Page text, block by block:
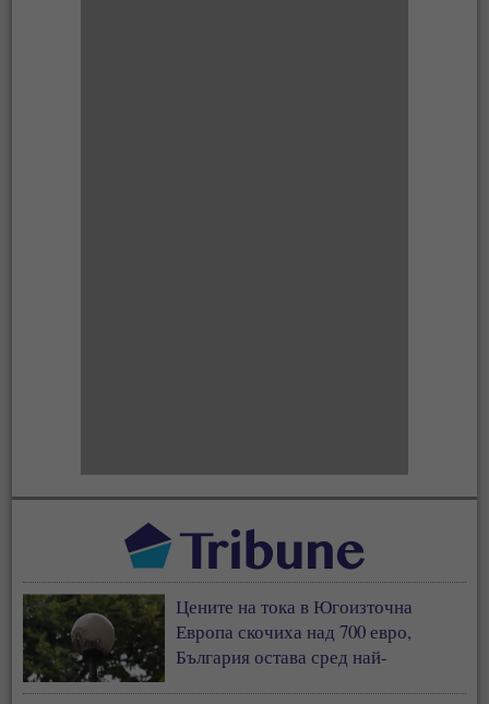
Цените на тока в Югоизточна
Европа скочиха над 700 евро,
България остава сред най-